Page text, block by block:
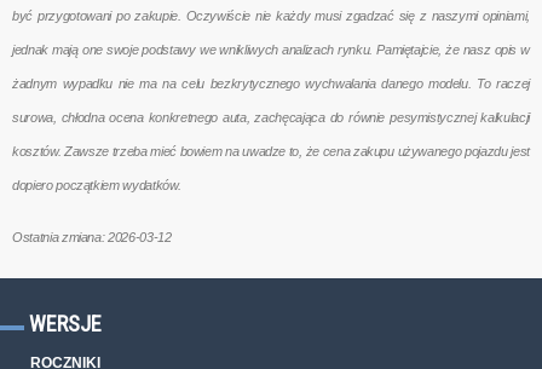
być przygotowani po zakupie. Oczywiście nie każdy musi zgadzać się z naszymi opiniami,
jednak mają one swoje podstawy we wnikliwych analizach rynku. Pamiętajcie, że nasz opis w
żadnym wypadku nie ma na celu bezkrytycznego wychwalania danego modelu. To raczej
surowa, chłodna ocena konkretnego auta, zachęcająca do równie pesymistycznej kalkulacji
kosztów. Zawsze trzeba mieć bowiem na uwadze to, że cena zakupu używanego pojazdu jest
dopiero początkiem wydatków.
Ostatnia zmiana: 2026-03-12
WERSJE
ROCZNIKI